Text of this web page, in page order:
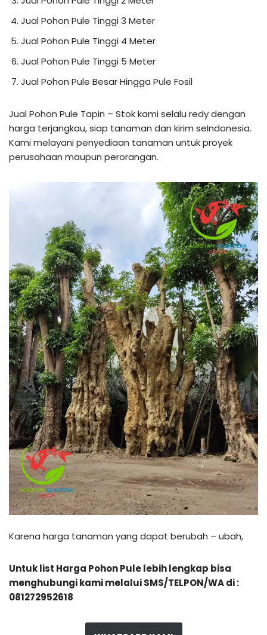
Jual Pohon Pule Tinggi 3 Meter
Jual Pohon Pule Tinggi 4 Meter
Jual Pohon Pule Tinggi 5 Meter
Jual Pohon Pule Besar Hingga Pule Fosil
Jual Pohon Pule Tapin – Stok kami selalu redy dengan
harga terjangkau, siap tanaman dan kirim seIndonesia.
Kami melayani penyediaan tanaman untuk proyek
perusahaan maupun perorangan.
Karena harga tanaman yang dapat berubah – ubah,
Untuk list Harga Pohon Pule lebih lengkap bisa
menghubungi kami melalui SMS/TELPON/WA di :
081272952618